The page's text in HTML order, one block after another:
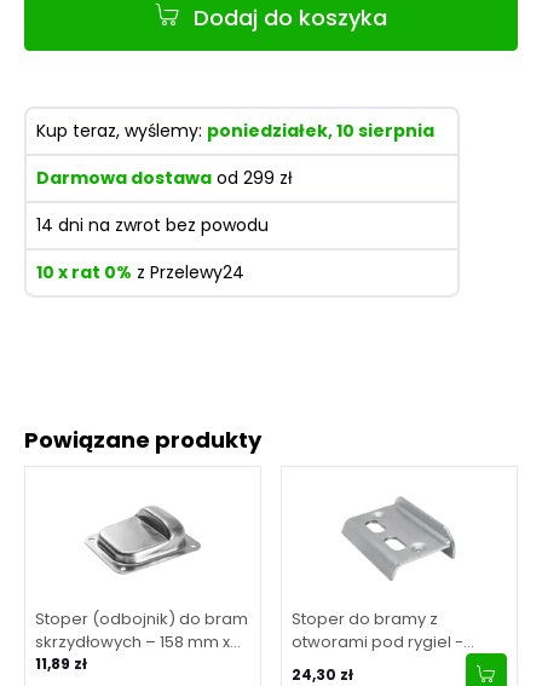
Powiązane produkty
Stoper (odbojnik) do bram
skrzydłowych – 158 mm x
138 mm x H50 mm
11,89 zł
Stoper do bramy z
otworami pod rygiel -
ocynk 67 mm
24,30 zł
Dodaj do koszyka
Kup teraz, wyślemy: poniedziałek, 10 sierpnia
Darmowa dostawa od 299 zł
14 dni na zwrot bez powodu
10 x rat 0% z Przelewy24